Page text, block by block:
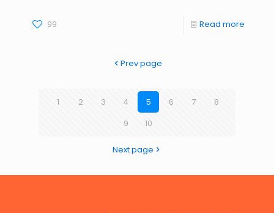
99 Read more
Prev page
1 2 3 4 5 6 7
8
9
10
Next page